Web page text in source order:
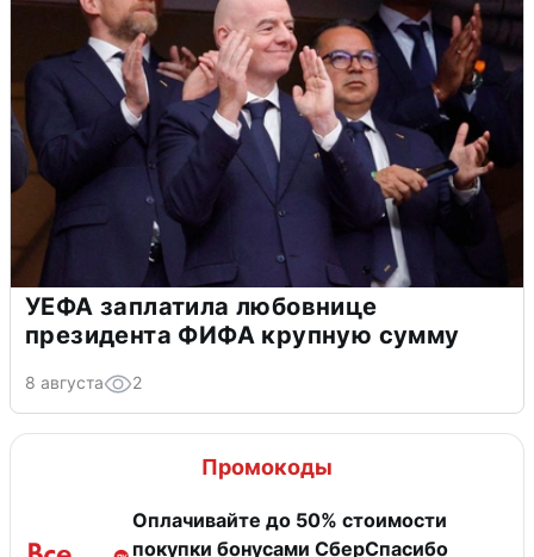
УЕФА заплатила любовнице
президента ФИФА крупную сумму
8 августа 2
Промокоды
Оплачивайте до 50% стоимости
покупки бонусами СберСпасибо